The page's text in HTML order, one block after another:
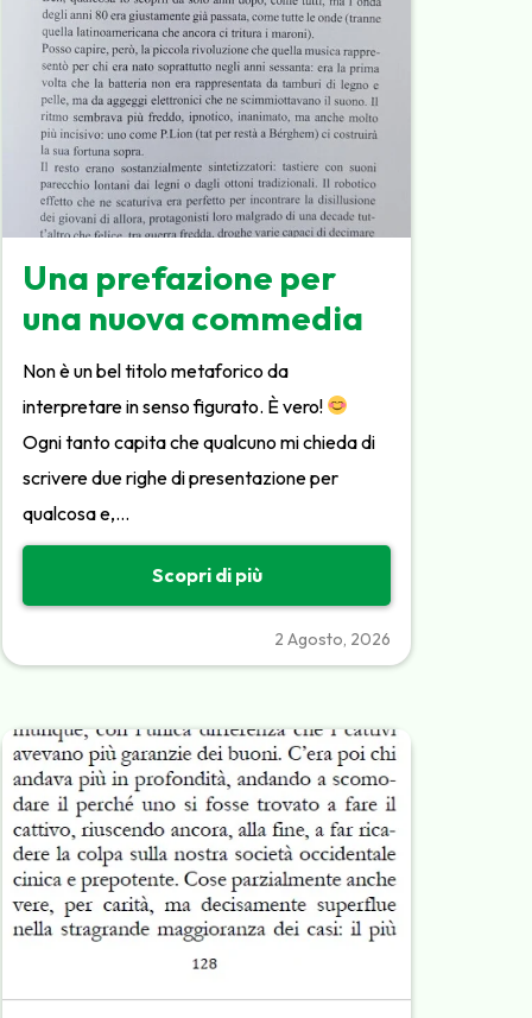
Una prefazione per
una nuova commedia
Non è un bel titolo metaforico da
interpretare in senso figurato. È vero!
Ogni tanto capita che qualcuno mi chieda di
scrivere due righe di presentazione per
qualcosa e,…
Scopri di più
2 Agosto, 2026